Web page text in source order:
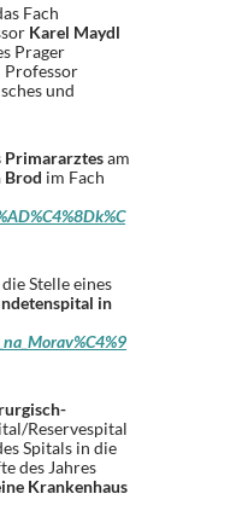
Fach
Karel Maydl
Prager
Professor
und
Primararztesam
Brod im Fach
Stelle eines
in
Reservespital
Spitals in die
des Jahres
Krankenhaus